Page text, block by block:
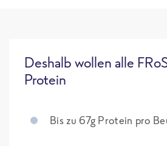
Deshalb wollen alle
Protein
Bis zu 67g Protein pro